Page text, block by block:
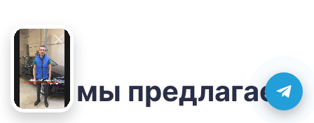
Что мы предлагаем